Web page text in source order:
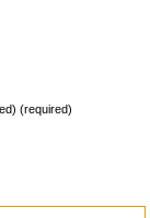
(required)